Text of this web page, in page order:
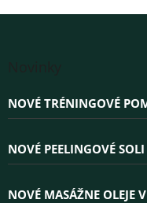
NOVÉ TRÉNINGOVÉ
NOVÉ PEELINGOVÉ
NOVÉ MASÁŽNE OLEJE